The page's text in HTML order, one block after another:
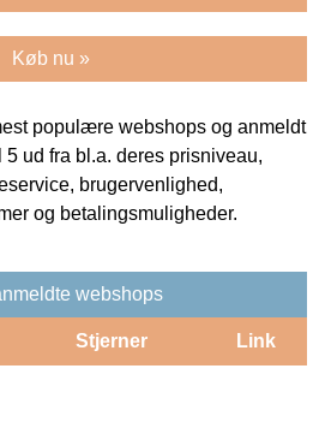
Køb nu »
populære webshops og anmeldt
ud fra bl.a. deres prisniveau,
brugervenlighed,
og betalingsmuligheder.
webshops
Stjerner Link